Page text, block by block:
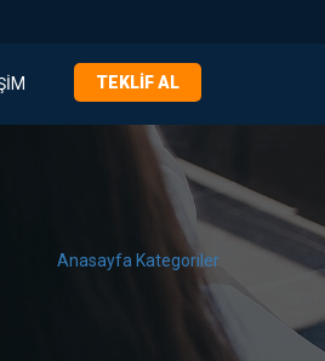
TEKLIF AL
Anasayfa Kategoriler